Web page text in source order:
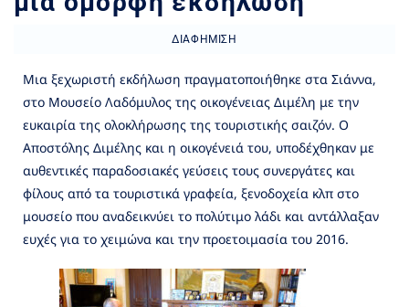
ΔΙΑΦΉΜΙΣΗ
Μια ξεχωριστή εκδήλωση πραγματοποιήθηκε στα Σιάννα,
στο Μουσείο Λαδόμυλος της οικογένειας Διμέλη με την
ευκαιρία της ολοκλήρωσης της τουριστικής σαιζόν. Ο
Αποστόλης Διμέλης και η οικογένειά του, υποδέχθηκαν με
αυθεντικές παραδοσιακές γεύσεις τους συνεργάτες και
φίλους από τα τουριστικά γραφεία, ξενοδοχεία κλπ στο
μουσείο που αναδεικνύει το πολύτιμο λάδι και αντάλλαξαν
ευχές για το χειμώνα και την προετοιμασία του 2016.